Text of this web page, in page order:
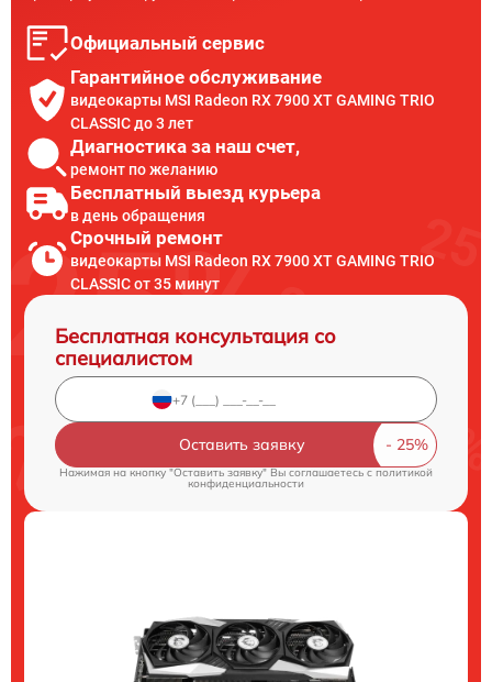
Официальный сервис
Гарантийное обслуживание
видеокарты MSI Radeon RX 7900 XT GAMING TRIO
CLASSIC до 3 лет
Диагностика за наш счет,
ремонт по желанию
Бесплатный выезд курьера
в день обращения
Срочный ремонт
видеокарты MSI Radeon RX 7900 XT GAMING TRIO
CLASSIC от 35 минут
Бесплатная консультация со
специалистом
Оставить заявку
Нажимая на кнопку "Оставить заявку" Вы соглашаетесь cполитикой
конфиденциальности